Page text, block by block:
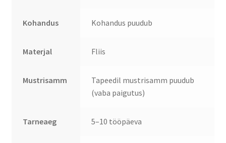
Kohandus Kohandus puudub
Materjal Fliis
Mustrisamm
Tapeedil mustrisamm puudub
(vaba paigutus)
Tarneaeg 5–10 tööpäeva